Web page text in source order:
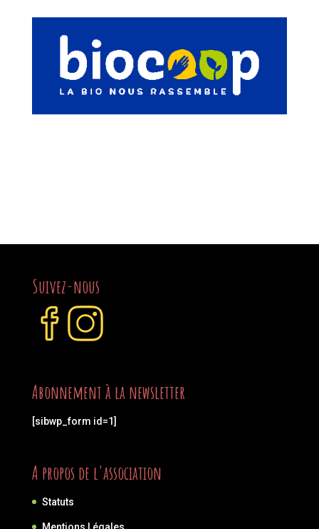
Suivez-nous
Abonnement à la newsletter
[sibwp_form id=1]
A propos de l'association
Statuts
Mentions Légales